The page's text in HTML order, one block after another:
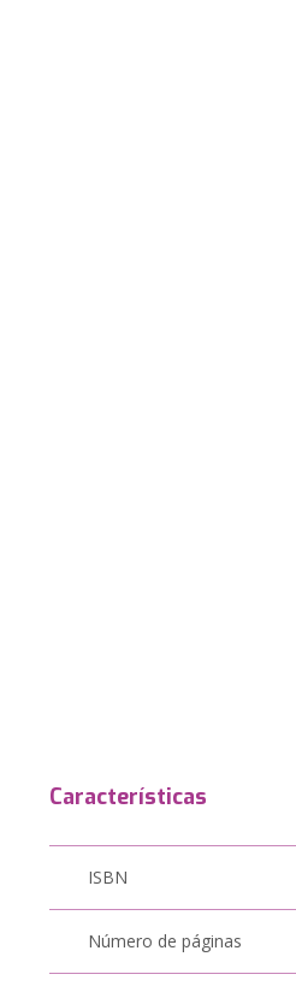
Características
ISBN
Número de páginas